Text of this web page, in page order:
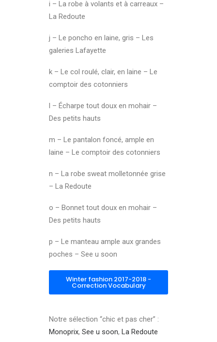
i – La robe à volants et à carreaux –
La Redoute
j – Le poncho en laine, gris – Les
galeries Lafayette
k – Le col roulé, clair, en laine – Le
comptoir des cotonniers
l – Écharpe tout doux en mohair –
Des petits hauts
m – Le pantalon foncé, ample en
laine – Le comptoir des cotonniers
n – La robe sweat molletonnée grise
– La Redoute
o – Bonnet tout doux en mohair –
Des petits hauts
p – Le manteau ample aux grandes
poches – See u soon
Winter fashion 2017-2018 -
Correction Vocabulary
Notre sélection “chic et pas cher” :
Monoprix, See u soon, La Redoute